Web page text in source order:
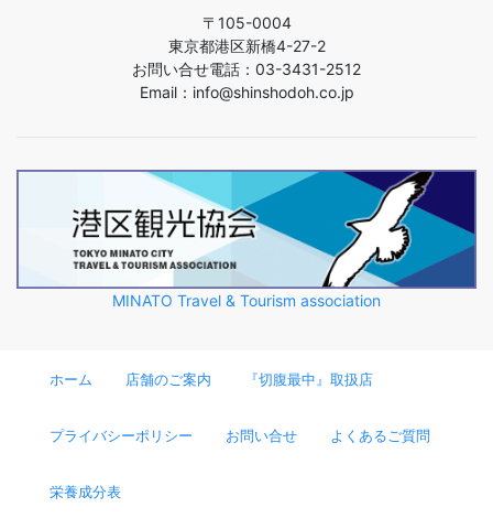
〒105-0004
東京都港区新橋4-27-2
お問い合せ電話：03-3431-2512
Email：info@shinshodoh.co.jp
MINATO Travel & Tourism association
ホーム 店舗のご案内 『切腹最中』取扱店
プライバシーポリシー お問い合せ よくあるご質問
栄養成分表